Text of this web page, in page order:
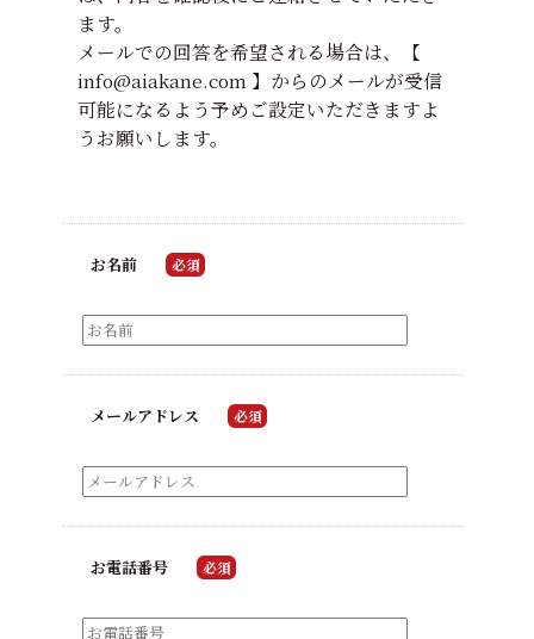
ます。
メールでの回答を希望される場合は、【
info@aiakane.com 】からのメールが受信
可能になるよう予めご設定いただきますよ
うお願いします。
お名前 必須
メールアドレス 必須
お電話番号 必須